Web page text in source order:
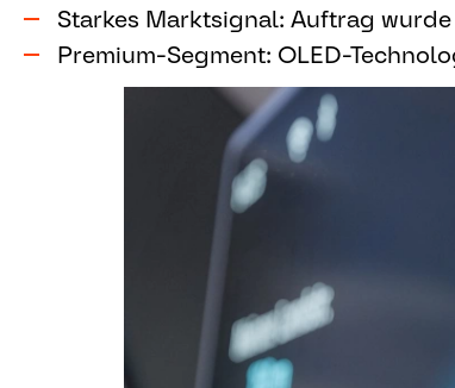
Starkes Marktsignal: Auftrag
Premium-Segment: OLED-